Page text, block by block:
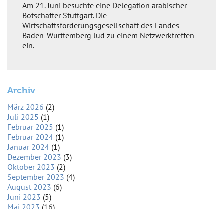
Rates
der
Arabischen
Botschafter
Am 21. Juni besuchte eine Delegation arabischer
Botschafter Stuttgart. Die
Wirtschaftsförderungsgesellschaft des Landes
Baden-Württemberg lud zu einem Netzwerktreffen
ein.
Archiv
März 2026 (2)
Juli 2025 (1)
Februar 2025 (1)
Februar 2024 (1)
Januar 2024 (1)
Dezember 2023 (3)
Oktober 2023 (2)
September 2023 (4)
August 2023 (6)
Juni 2023 (5)
Mai 2023 (16)